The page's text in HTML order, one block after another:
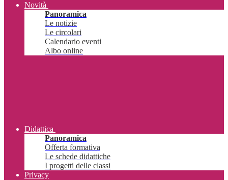
Novità
Panoramica
Le notizie
Le circolari
Calendario eventi
Albo online
Didattica
Panoramica
Offerta formativa
Le schede didattiche
I progetti delle classi
Privacy